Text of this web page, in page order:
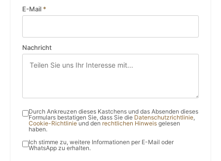
E-Mail *
Nachricht
Durch Ankreuzen dieses Kastchens und das Absenden dieses
Formulars bestatigen Sie, dass Sie die Datenschutzrichtlinie,
Cookie-Richtlinieund den rechtlichen Hinweis gelesen
haben.
Ich stimme zu, weitere Informationen per E-Mail oder
WhatsApp zu erhalten.